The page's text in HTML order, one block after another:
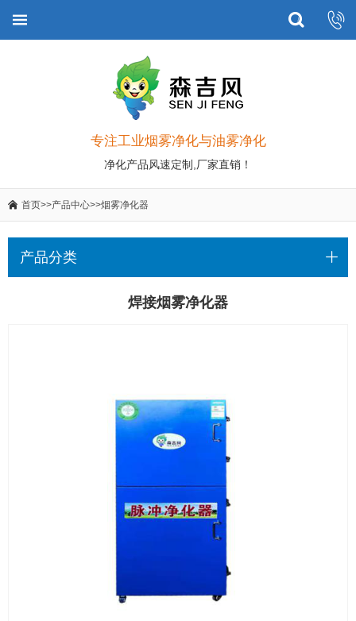
专注工业烟雾净化与油雾净化
净化产品风速定制,厂家直销！
首页>>产品中心>>烟雾净化器
产品分类
焊接烟雾净化器